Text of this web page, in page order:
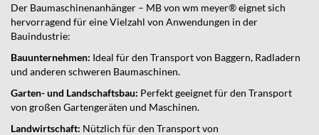
Der Baumaschinenanhänger – MB von wm meyer® eignet sich
hervorragend für eine Vielzahl von Anwendungen in der
Bauindustrie:
Bauunternehmen: Ideal für den Transport von Baggern, Radladern
und anderen schweren Baumaschinen.
Garten- und Landschaftsbau: Perfekt geeignet für den Transport
von großen Gartengeräten und Maschinen.
Landwirtschaft: Nützlich für den Transport von